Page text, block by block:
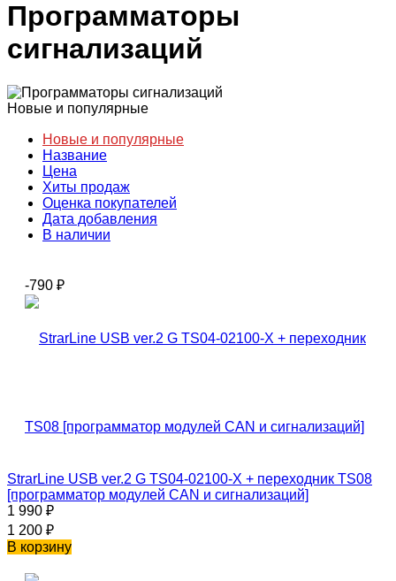
Программаторы
сигнализаций
Новые и популярные
Новые и популярные
Название
Цена
Хиты продаж
Оценка покупателей
Дата добавления
В наличии
-790 ₽
StrarLine USB ver.2 G TS04-02100-X + переходник TS08
[программатор модулей CAN и сигнализаций]
1 990 ₽
1 200 ₽
В корзину